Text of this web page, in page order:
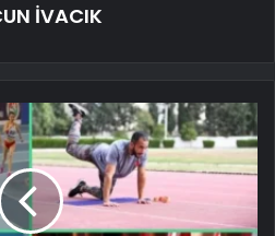
İVACIK